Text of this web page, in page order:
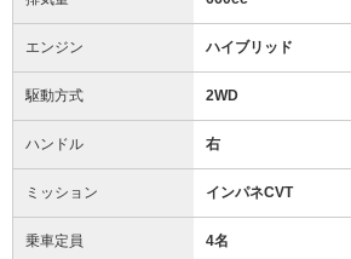
エンジン ハイブリッド
駆動方式 2WD
ハンドル 右
ミッション インパネCVT
乗車定員 4名